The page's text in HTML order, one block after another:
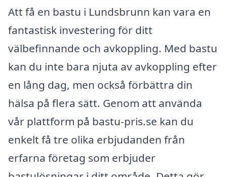
Att få en bastu i Lundsbrunn kan vara en
fantastisk investering för ditt
välbefinnande och avkoppling. Med bastu
kan du inte bara njuta av avkoppling efter
en lång dag, men också förbättra din
hälsa på flera sätt. Genom att använda
vår plattform på bastu-pris.se kan du
enkelt få tre olika erbjudanden från
erfarna företag som erbjuder